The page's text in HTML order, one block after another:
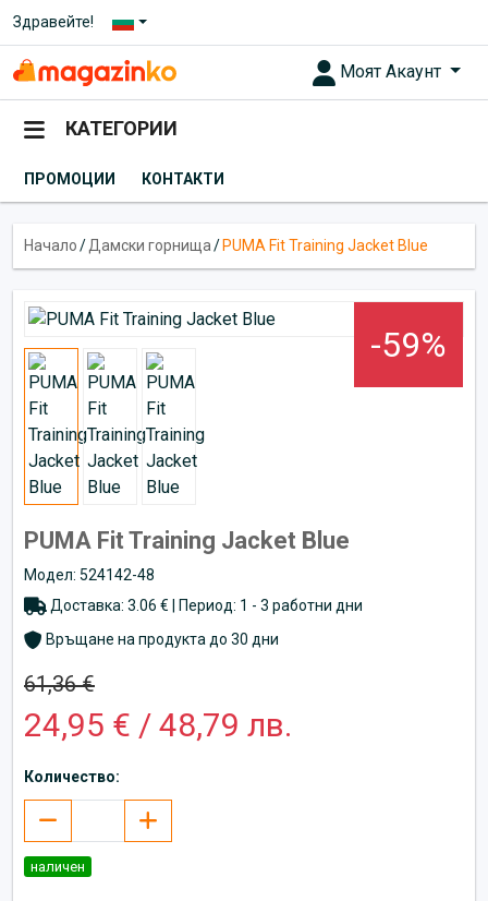
Здравейте!
Моят Акаунт
КАТЕГОРИИ
ПРОМОЦИИ КОНТАКТИ
Начало/Дамски горнища/ PUMA Fit Training Jacket Blue
-59%
PUMA Fit Training Jacket Blue
Модел: 524142-48
Доставка: 3.06 € | Период: 1 - 3 работни дни
Връщане на продукта до 30 дни
61,36 €
24,95 € / 48,79 лв.
Количество:
наличен